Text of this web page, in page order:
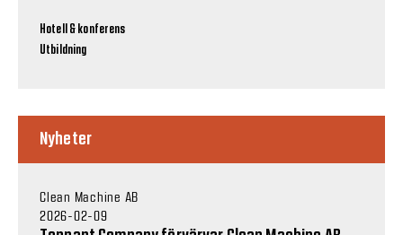
Hotell & konferens
Utbildning
Nyheter
Clean Machine AB
2026-02-09